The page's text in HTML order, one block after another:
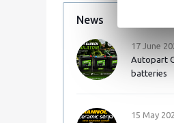
News
17 June
Autopart
batteries
15 May